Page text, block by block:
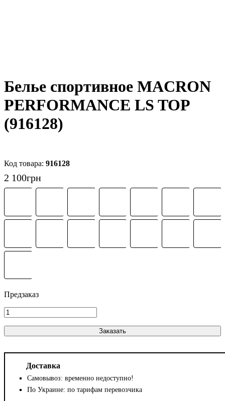
Белье спортивное MACRON
PERFORMANCE LS TOP
(916128)
916128
2 100грн
Заказать
Доставка
Самовывоз: временно недоступно!
По Украине: по тарифам перевозчика